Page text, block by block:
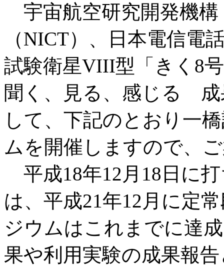
宇宙航空研究開発機構
（NICT）、日本電信電
試験衛星VIII型「きく8
聞く、見る、感じる
して、下記のとおり一
ムを開催しますので、
平成18年12月18日に
は、平成21年12月に定
ジウムはこれまでに達
果や利用実験の成果報